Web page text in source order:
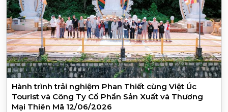
Hành trình trải nghiệm Phan Thiết cùng Việt Úc
Tourist và Công Ty Cổ Phần Sản Xuất và Thương
Mại Thiên Mã 12/06/2026